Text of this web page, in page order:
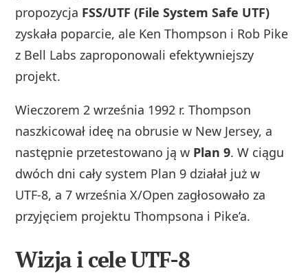
propozycja FSS/UTF (File System Safe UTF)
zyskała poparcie, ale Ken Thompson i Rob Pike
z Bell Labs zaproponowali efektywniejszy
projekt.
Wieczorem 2 września 1992 r. Thompson
naszkicował ideę na obrusie w New Jersey, a
następnie przetestowano ją w Plan 9. W ciągu
dwóch dni cały system Plan 9 działał już w
UTF‑8, a 7 września X/Open zagłosowało za
przyjęciem projektu Thompsona i Pike’a.
Wizja i cele UTF-8